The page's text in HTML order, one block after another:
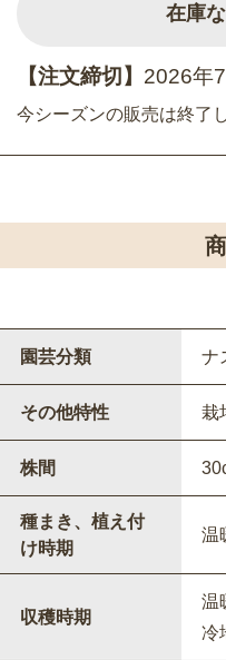
在庫
【注文締切】 2026年
今シーズンの販売は終了
園芸分類 ナ
その他特性 栽
株間
種まき、植え付
け時期
温
収穫時期
温
冷